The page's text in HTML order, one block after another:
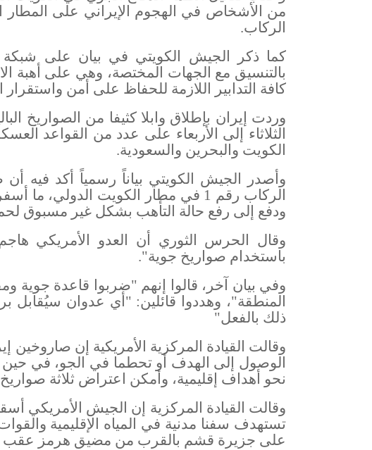
من الأشخاص في الهجوم الإيراني على المطار
الركاب.
كما ذكر الجيش الكويتي في بيان على
بالتنسيق مع الجهات المختصة، وهي على أهبة
كافة التدابير اللازمة للحفاظ على أمن واستقرار
وردت إيران بإطلاق وابلا كثيفا من الصواريخ
الثلاثاء إلى الأربعاء على عدد من القواعد
الكويت والبحرين والسعودية.
وأصدر الجيش الكويتي بياناً رسمياً أكد فيه
الركاب رقم 1 في مطار الكويت
ودفع إلى رفع حالة التأهب بشكل غير مسبوق
وقال الحرس الثوري أن العدو الأمريكي
باستخدام صواريخ جوية".
وفي بيان آخر، قالوا إنهم "ضربوا قاعدة
المنطقة"، وهددوا قائلين: "أي عدوان سيُقابل
ذلك بالفعل"
وقالت القيادة المركزية الأمريكية إن
الوصول ‌إلى الهدف أو تحطما في الجو، في
نحو أهداف إقليمية، وأمكن اعتراض ثلاثة
وقالت القيادة المركزية إن الجيش الأمريكي
تستهدف سفنا مدنية في المياه الإقليمية
على جزيرة قشم بالقرب من مضيق هرمز عقب